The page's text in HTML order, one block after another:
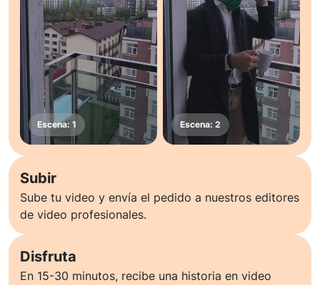
Subir
Sube tu video y envía el pedido a nuestros editores
de video profesionales.
Disfruta
En 15-30 minutos, recibe una historia en video